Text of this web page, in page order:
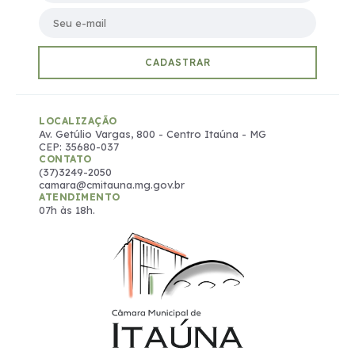
CADASTRAR
LOCALIZAÇÃO
Av. Getúlio Vargas, 800 - Centro Itaúna - MG
CEP: 35680-037
CONTATO
(37)3249-2050
camara@cmitauna.mg.gov.br
ATENDIMENTO
07h às 18h.